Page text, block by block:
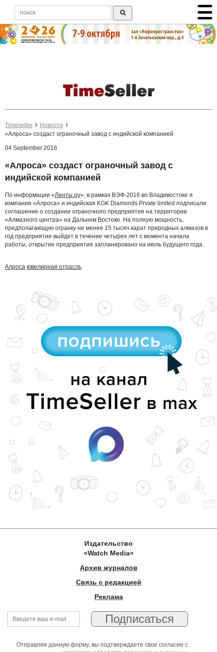
Timeseller
Новости
«Алроса» создаст ограночный завод с индийской компанией
04 September 2016
«Алроса» создаст ограночный завод с
индийской компанией
По информации «Ленты.ру», в рамках ВЭФ-2016 во Владивостоке я
компания «Алроса» и индийская KGK Diamonds Prvate limited подписали
соглашение о создании ограночного предприятия на территории
«Алмазного центра» на Дальнем Востоке. На полную мощность,
предполагающую огранку не менее 15 тысяч карат природных алмазов в
год предприятие выйдет в течение четырех лет с момента начала
работы, открытие предприятия запланировано на июль будущего года.
Алроса ювелирная отрасль
Издательство
«Watch Media»
Архив журналов
Связь с редакцией
Реклама
Отправляя данную форму, вы подтверждаете свое согласие с